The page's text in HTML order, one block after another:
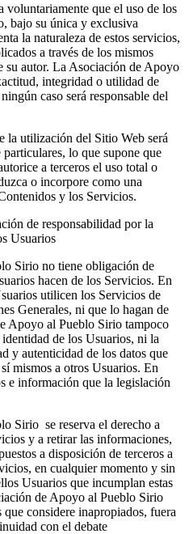
voluntariamente que el uso de los
bajo su única y exclusiva
la naturaleza de estos servicios,
a través de los mismos
su autor. La Asociación de Apoyo
integridad o utilidad de
caso será responsable del
la utilización del Sitio Web será
lo que supone que
a terceros el uso total o
o incorpore como una
y los Servicios.
de responsabilidad por la
Usuarios
Sirio no tiene obligación de
hacen de los Servicios. En
utilicen los Servicios de
Generales, ni que lo hagan de
Apoyo al Pueblo Sirio tampoco
de los Usuarios, ni la
y autenticidad de los datos que
mismos a otros Usuarios. En
e información que la legislación
Sirio se reserva el derecho a
y a retirar las informaciones,
a disposición de terceros a
en cualquier momento y sin
Usuarios que incumplan estas
de Apoyo al Pueblo Sirio
considere inapropiados, fuera
con el debate